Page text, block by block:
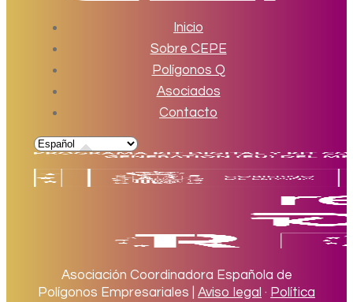
Inicio
Sobre CEPE
Polígonos Q
Asociados
Contacto
Asociación Coordinadora Española de
Polígonos Empresariales | Aviso legal · Política